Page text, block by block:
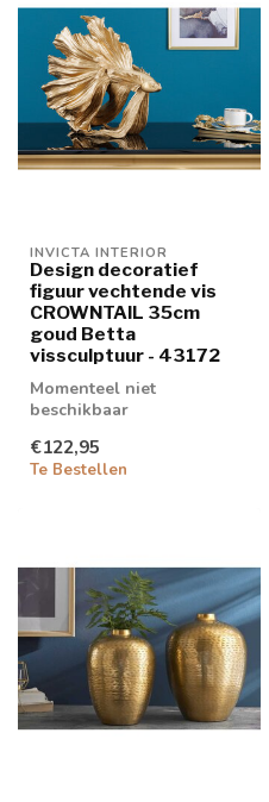
INVICTA INTERIOR
Design decoratief
figuur vechtende vis
CROWNTAIL 35cm
goud Betta
vissculptuur - 43172
Momenteel niet
beschikbaar
€122,95
Te Bestellen